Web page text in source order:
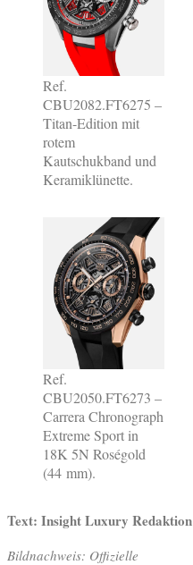
Ref.
CBU2082.FT6275 –
Titan-Edition mit
rotem
Kautschukband und
Keramiklünette.
Ref.
CBU2050.FT6273 –
Carrera Chronograph
Extreme Sport in
18K 5N Roségold
(44 mm).
Text: Insight Luxury Redaktion
Bildnachweis: Offizielle